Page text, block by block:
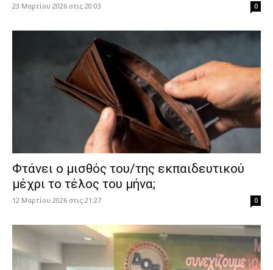
23 Μαρτίου 2026 στις 20:03 0
Φτάνει ο μισθός του/της εκπαιδευτικού
μέχρι το τέλος του μήνα;
12 Μαρτίου 2026 στις 21:27 0